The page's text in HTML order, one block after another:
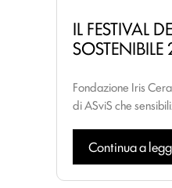
IL FESTIVAL
Fondazione Iris
di ASviS che
Continua a